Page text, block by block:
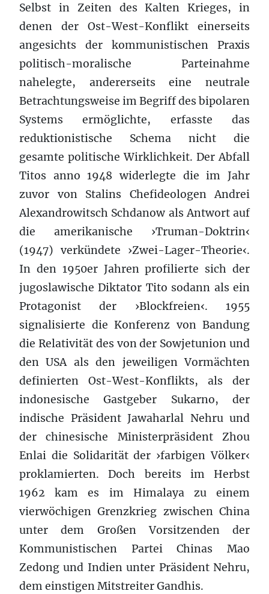
Selbst in Zeiten des Kalten Krieges, in
denen der Ost-West-Konflikt einerseits
angesichts der kommunistischen Praxis
politisch-moralische Parteinahme
nahelegte, andererseits eine neutrale
Betrachtungsweise im Begriff des bipolaren
Systems ermöglichte, erfasste das
reduktionistische Schema nicht die
gesamte politische Wirklichkeit. Der Abfall
Titos anno 1948 widerlegte die im Jahr
zuvor von Stalins Chefideologen Andrei
Alexandrowitsch Schdanow als Antwort auf
die amerikanische ›Truman-Doktrin‹
(1947) verkündete ›Zwei-Lager-Theorie‹.
In den 1950er Jahren profilierte sich der
jugoslawische Diktator Tito sodann als ein
Protagonist der ›Blockfreien‹. 1955
signalisierte die Konferenz von Bandung
die Relativität des von der Sowjetunion und
den USA als den jeweiligen Vormächten
definierten Ost-West-Konflikts, als der
indonesische Gastgeber Sukarno, der
indische Präsident Jawaharlal Nehru und
der chinesische Ministerpräsident Zhou
Enlai die Solidarität der ›farbigen Völker‹
proklamierten. Doch bereits im Herbst
1962 kam es im Himalaya zu einem
vierwöchigen Grenzkrieg zwischen China
unter dem Großen Vorsitzenden der
Kommunistischen Partei Chinas Mao
Zedong und Indien unter Präsident Nehru,
dem einstigen Mitstreiter Gandhis.